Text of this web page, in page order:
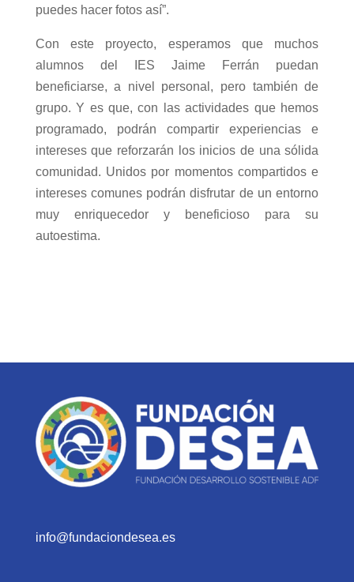
puedes hacer fotos así”.
Con este proyecto, esperamos que muchos
alumnos del IES Jaime Ferrán puedan
beneficiarse, a nivel personal, pero también de
grupo. Y es que, con las actividades que hemos
programado, podrán compartir experiencias e
intereses que reforzarán los inicios de una sólida
comunidad. Unidos por momentos compartidos e
intereses comunes podrán disfrutar de un entorno
muy enriquecedor y beneficioso para su
autoestima.
info@fundaciondesea.es